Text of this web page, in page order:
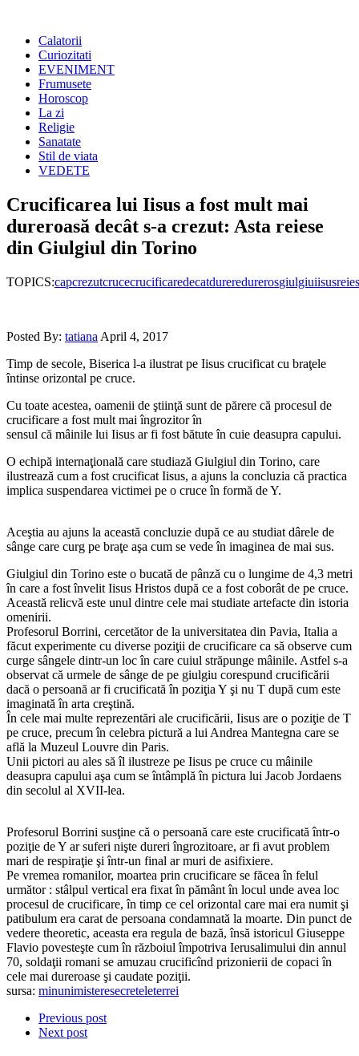
Calatorii
Curiozitati
EVENIMENT
Frumusete
Horoscop
La zi
Religie
Sanatate
Stil de viata
VEDETE
Crucificarea lui Iisus a fost mult mai
dureroasă decât s-a crezut: Asta reiese
din Giulgiul din Torino
TOPICS:capcrezutcrucecrucificaredecatdureredurerosgiulgiuiisus
Posted By: tatiana April 4, 2017
Timp de secole, Biserica l-a ilustrat pe Iisus crucificat cu braţele
întinse orizontal pe cruce.
Cu toate acestea, oamenii de ştiinţă sunt de părere că procesul de
crucificare a fost mult mai îngrozitor în
sensul că mâinile lui Iisus ar fi fost bătute în cuie deasupra capului.
O echipă internaţională care studiază Giulgiul din Torino, care
ilustrează cum a fost crucificat Iisus, a ajuns la concluzia că practica
implica suspendarea victimei pe o cruce în formă de Y.
Aceştia au ajuns la această concluzie după ce au studiat dârele de
sânge care curg pe braţe aşa cum se vede în imaginea de mai sus.
Giulgiul din Torino este o bucată de pânză cu o lungime de 4,3 metri
în care a fost învelit Iisus Hristos după ce a fost coborât de pe cruce.
Această relicvă este unul dintre cele mai studiate artefacte din istoria
omenirii.
Profesorul Borrini, cercetător de la universitatea din Pavia, Italia a
făcut experimente cu diverse poziţii de crucificare ca să observe cum
curge sângele dintr-un loc în care cuiul străpunge mâinile. Astfel s-a
observat că urmele de sânge de pe giulgiu corespund crucificării
dacă o persoană ar fi crucificată în poziţia Y şi nu T după cum este
imaginată în arta creştină.
În cele mai multe reprezentări ale crucificării, Iisus are o poziţie de T
pe cruce, precum în celebra pictură a lui Andrea Mantegna care se
află la Muzeul Louvre din Paris.
Unii pictori au ales să îl ilustreze pe Iisus pe cruce cu mâinile
deasupra capului aşa cum se întâmplă în pictura lui Jacob Jordaens
din secolul al XVII-lea.
Profesorul Borrini susţine că o persoană care este crucificată într-o
poziţie de Y ar suferi nişte dureri îngrozitoare, ar fi avut problem
mari de respiraţie şi într-un final ar muri de asifixiere.
Pe vremea romanilor, moartea prin crucificare se făcea în felul
următor : stâlpul vertical era fixat în pământ în locul unde avea loc
procesul de crucificare, în timp ce cel orizontal care mai era numit şi
patibulum era carat de persoana condamnată la moarte. Din punct de
vedere theoretic, aceasta era regula de bază, însă istoricul Giuseppe
Flavio povesteşte cum în războiul împotriva Ierusalimului din annul
70, soldaţii romani se amuzau crucificînd prizonierii de copaci în
cele mai dureroase şi caudate poziţii.
sursa: minunimisteresecreteleterrei
Previous post
Next post